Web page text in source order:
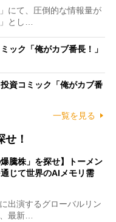
にて、圧倒的な情報量が
とし…
ック「俺がカブ番長！」
資コミック「俺がカブ番
一覧を見る
！
騰株」を探せ】トーメン
じて世界のAIメモリ需
出演するグローバルリン
最新…